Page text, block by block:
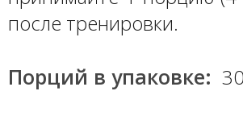
после тренировки.
Порций в упаковке: 30